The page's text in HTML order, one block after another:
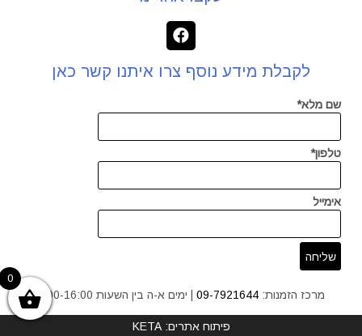
לקבלת מידע נוסף צרו איתנו קשר כאן
שם מלא*
טלפון*
אימייל
מרכז הזמנות: 09-7921644 | ימים א-ה בין השעות 9:00-16:00
0
פיתוח אתרים: KETA